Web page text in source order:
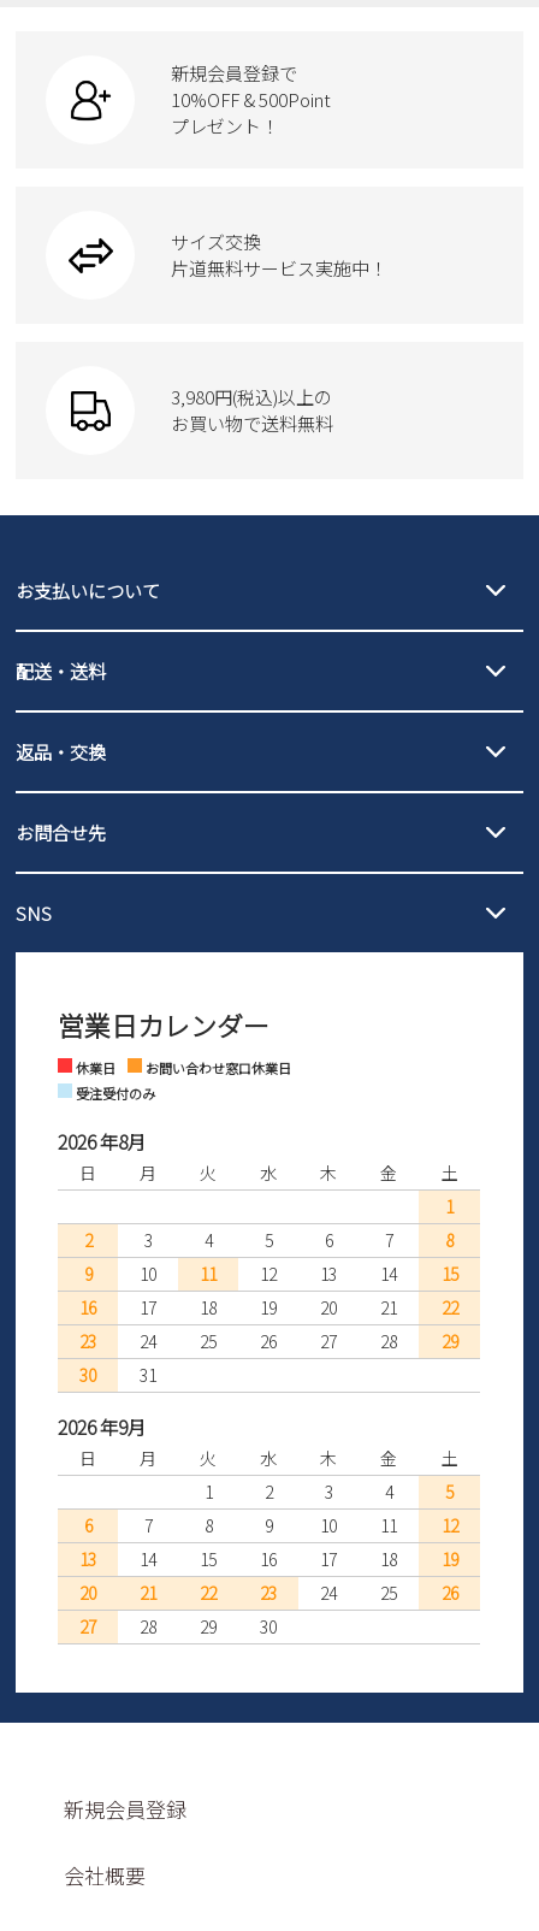
カジュアルシューズ
ワークシューズ
ウェア
moz
ローファー
ブーツ
Parade
GAP
スクール
new balance
瞬足
ボディバッグ
ハンドバッグ
トートバッグ
ケア用品
新規会員登録で
10%OFF & 500Point
プレゼント！
サイズ交換
片道無料サービス実施中！
3,980円(税込)以上の
お買い物で送料無料
お支払いについて
PayPay（オンライン決済）、代金引換のご利用が可能です。
配送・送料
北海道・本州・四国・九州…550円
3,980円（税込）以上お買い上げで送料無料
発送日・送料詳細については
ご利用ください。
全国一律…220円（税込）
発送日・送料詳細についてはご利用ガイドを
ご利用ください。
返品・交換
の片道無料サービスを実施中！
ントとしても安心してご利用いただけるよう、サイズ交換の受付期
さい。
お問合せ先
営業時間：11時～17時
※土日祝はお問い合わせ窓口休業日となります。
SNS
Facebook Instagram
営業日カレンダー
休業日
お問い合わせ窓口休業日
受注受付のみ
2026 年8月
日 月 火 水 木 金
土
1
2
3 4 5 6 7
8
9
10 11 12 13 14
15
16
17 18 19 20 21
22
23
24 25 26 27 28
29
30
31
2026 年9月
日 月 火 水 木 金
土
1
2 3 4
5
6
7 8 9 10 11
12
13
14 15 16 17 18
19
20
21 22 23 24 25
26
27
28 29 30
新規会員登録
会社概要